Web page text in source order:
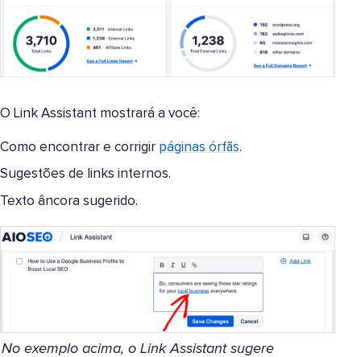
O Link Assistant mostrará a você:
Como encontrar e corrigir páginas órfãs.
Sugestões de links internos.
Texto âncora sugerido.
No exemplo acima, o Link Assistant sugere